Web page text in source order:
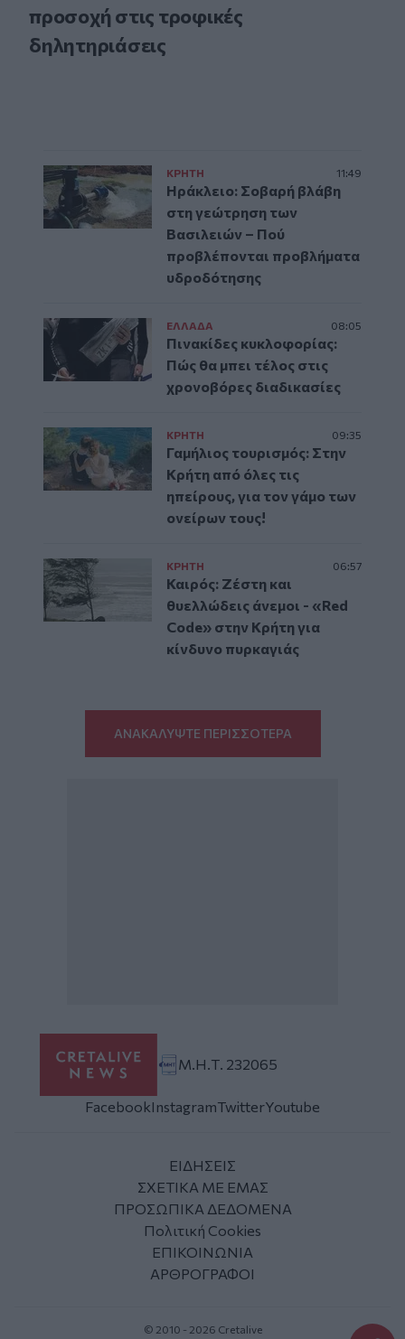
προσοχή στις τροφικές
δηλητηριάσεις
ΚΡΗΤΗ 11:49
Ηράκλειο: Σοβαρή βλάβη
στη γεώτρηση των
Βασιλειών – Πού
προβλέπονται προβλήματα
υδροδότησης
ΕΛΛAΔΑ 08:05
Πινακίδες κυκλοφορίας:
Πώς θα μπει τέλος στις
χρονοβόρες διαδικασίες
ΚΡΗΤΗ 09:35
Γαμήλιος τουρισμός: Στην
Κρήτη από όλες τις
ηπείρους, για τον γάμο των
ονείρων τους!
ΚΡΗΤΗ 06:57
Καιρός: Ζέστη και
θυελλώδεις άνεμοι - «Red
Code» στην Κρήτη για
κίνδυνο πυρκαγιάς
ΑΝΑΚΑΛΥΨΤΕ ΠΕΡΙΣΣΟΤΕΡΑ
Μ.Η.Τ. 232065
FacebookInstagramTwitterYoutube
ΕΙΔΗΣΕΙΣ
ΣΧΕΤΙΚΑ ΜΕ ΕΜΑΣ
ΠΡΟΣΩΠΙΚΑ ΔΕΔΟΜΕΝΑ
Πολιτική Cookies
ΕΠΙΚΟΙΝΩΝΙΑ
ΑΡΘΡΟΓΡΑΦΟΙ
© 2010 - 2026 Cretalive